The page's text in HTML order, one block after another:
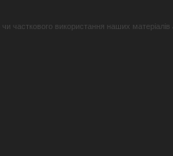
часткового використання наших